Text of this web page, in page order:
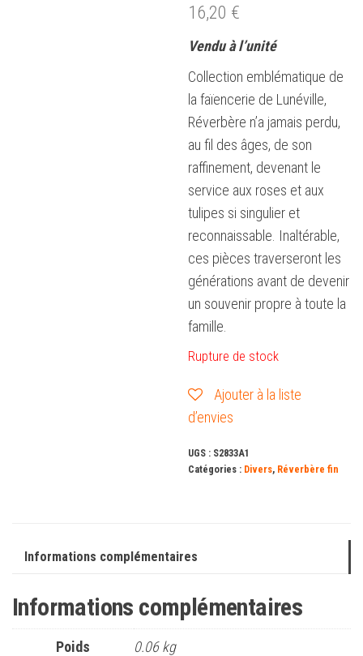
16,20 €
Vendu à l’unité
Collection emblématique de
la faïencerie de Lunéville,
Réverbère n’a jamais perdu,
au fil des âges, de son
raffinement, devenant le
service aux roses et aux
tulipes si singulier et
reconnaissable. Inaltérable,
ces pièces traverseront les
générations avant de devenir
un souvenir propre à toute la
famille.
Rupture de stock
Ajouter à la liste
d’envies
UGS : S2833A1
Catégories : Divers, Réverbère fin
Informations complémentaires
Informations complémentaires
Poids 0.06 kg